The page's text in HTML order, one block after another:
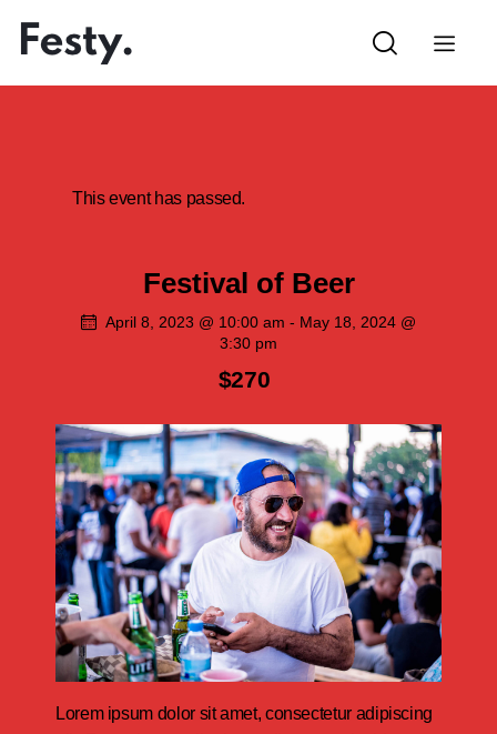
This event has passed.
Festival of Beer
April 8, 2023 @ 10:00 am - May 18, 2024 @
3:30 pm
$270
Lorem ipsum dolor sit amet, consectetur adipiscing